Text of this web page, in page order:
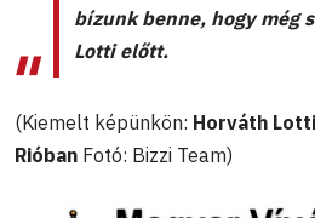
bízunk benne, hogy még
Lotti előtt.
(Kiemelt képünkön: Horváth
Rióban Fotó: Bizzi Team)